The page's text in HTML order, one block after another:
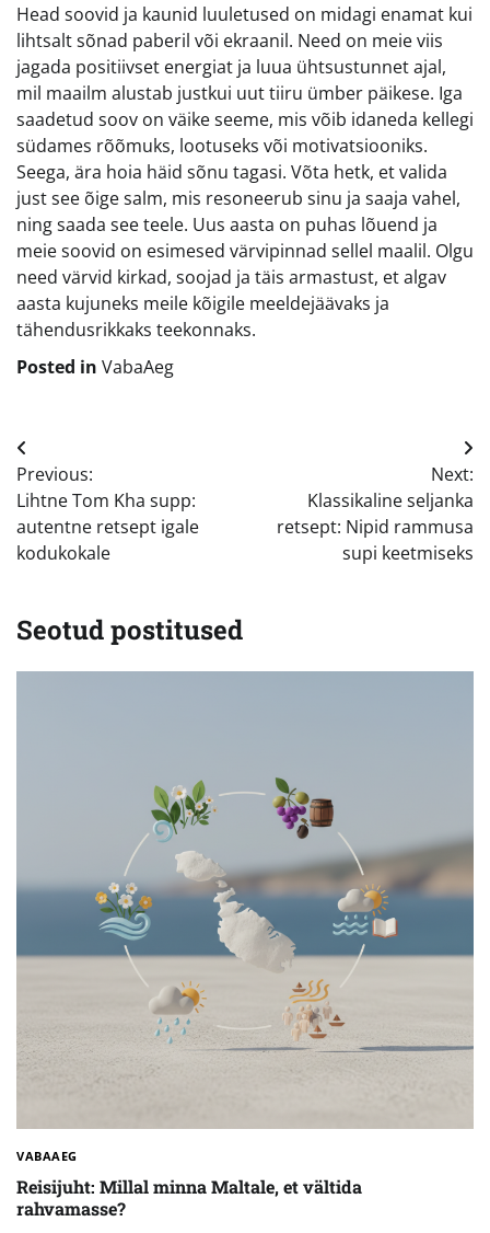
Head soovid ja kaunid luuletused on midagi enamat kui
lihtsalt sõnad paberil või ekraanil. Need on meie viis
jagada positiivset energiat ja luua ühtsustunnet ajal,
mil maailm alustab justkui uut tiiru ümber päikese. Iga
saadetud soov on väike seeme, mis võib idaneda kellegi
südames rõõmuks, lootuseks või motivatsiooniks.
Seega, ära hoia häid sõnu tagasi. Võta hetk, et valida
just see õige salm, mis resoneerub sinu ja saaja vahel,
ning saada see teele. Uus aasta on puhas lõuend ja
meie soovid on esimesed värvipinnad sellel maalil. Olgu
need värvid kirkad, soojad ja täis armastust, et algav
aasta kujuneks meile kõigile meeldejäävaks ja
tähendusrikkaks teekonnaks.
Posted in VabaAeg
Navigeerimine
Previous:
Lihtne Tom Kha supp:
autentne retsept igale
kodukokale
Next:
Klassikaline seljanka
retsept: Nipid rammusa
supi keetmiseks
Seotud postitused
VABAAEG
Reisijuht: Millal minna Maltale, et vältida
rahvamasse?